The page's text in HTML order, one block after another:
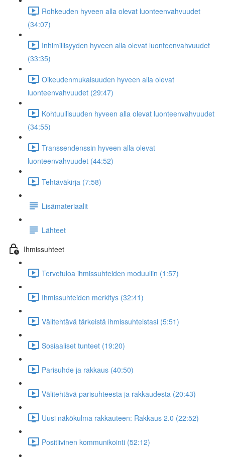
Rohkeuden hyveen alla olevat luonteenvahvuudet
(34:07)
Inhimillisyyden hyveen alla olevat luonteenvahvuudet
(33:35)
Oikeudenmukaisuuden hyveen alla olevat
luonteenvahvuudet (29:47)
Kohtuullisuuden hyveen alla olevat luonteenvahvuudet
(34:55)
Transsendenssin hyveen alla olevat
luonteenvahvuudet (44:52)
Tehtäväkirja (7:58)
Lisämateriaalit
Lähteet
Ihmissuhteet
Tervetuloa ihmissuhteiden moduuliin (1:57)
Ihmissuhteiden merkitys (32:41)
Välitehtävä tärkeistä ihmissuhteistasi (5:51)
Sosiaaliset tunteet (19:20)
Parisuhde ja rakkaus (40:50)
Välitehtävä parisuhteesta ja rakkaudesta (20:43)
Uusi näkökulma rakkauteen: Rakkaus 2.0 (22:52)
Positiivinen kommunikointi (52:12)